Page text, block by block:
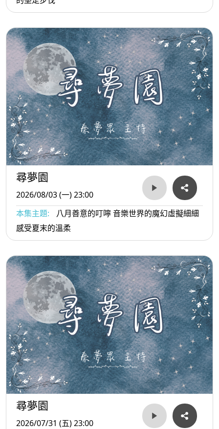
尋夢園
2026/08/03 (一) 23:00
本集主題:
八月善意的叮嚀 音樂世界的魔幻虛擬細細
感受夏末的溫柔
尋夢園
2026/07/31 (五) 23:00